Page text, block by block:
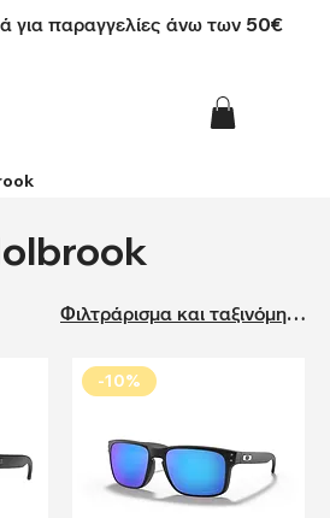
για παραγγελίες άνω των 50€
Φιλτράρισμα και ταξινόμηση
-10%